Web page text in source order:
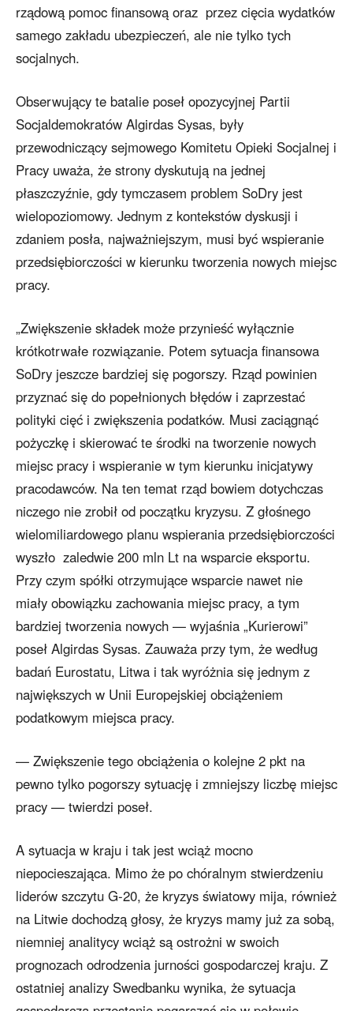
rządową pomoc finansową oraz przez cięcia wydatków
samego zakładu ubezpieczeń, ale nie tylko tych
socjalnych.
Obserwujący te batalie poseł opozycyjnej Partii
Socjaldemokratów Algirdas Sysas, były
przewodniczący sejmowego Komitetu Opieki Socjalnej i
Pracy uważa, że strony dyskutują na jednej
płaszczyźnie, gdy tymczasem problem SoDry jest
wielopoziomowy. Jednym z kontekstów dyskusji i
zdaniem posła, najważniejszym, musi być wspieranie
przedsiębiorczości w kierunku tworzenia nowych miejsc
pracy.
„Zwiększenie składek może przynieść wyłącznie
krótkotrwałe rozwiązanie. Potem sytuacja finansowa
SoDry jeszcze bardziej się pogorszy. Rząd powinien
przyznać się do popełnionych błędów i zaprzestać
polityki cięć i zwiększenia podatków. Musi zaciągnąć
pożyczkę i skierować te środki na tworzenie nowych
miejsc pracy i wspieranie w tym kierunku inicjatywy
pracodawców. Na ten temat rząd bowiem dotychczas
niczego nie zrobił od początku kryzysu. Z głośnego
wielomiliardowego planu wspierania przedsiębiorczości
wyszło zaledwie 200 mln Lt na wsparcie eksportu.
Przy czym spółki otrzymujące wsparcie nawet nie
miały obowiązku zachowania miejsc pracy, a tym
bardziej tworzenia nowych — wyjaśnia „Kurierowi”
poseł Algirdas Sysas. Zauważa przy tym, że według
badań Eurostatu, Litwa i tak wyróżnia się jednym z
największych w Unii Europejskiej obciążeniem
podatkowym miejsca pracy.
— Zwiększenie tego obciążenia o kolejne 2 pkt na
pewno tylko pogorszy sytuację i zmniejszy liczbę miejsc
pracy — twierdzi poseł.
A sytuacja w kraju i tak jest wciąż mocno
niepocieszająca. Mimo że po chóralnym stwierdzeniu
liderów szczytu G-20, że kryzys światowy mija, również
na Litwie dochodzą głosy, że kryzys mamy już za sobą,
niemniej analitycy wciąż są ostrożni w swoich
prognozach odrodzenia jurności gospodarczej kraju. Z
ostatniej analizy Swedbanku wynika, że sytuacja